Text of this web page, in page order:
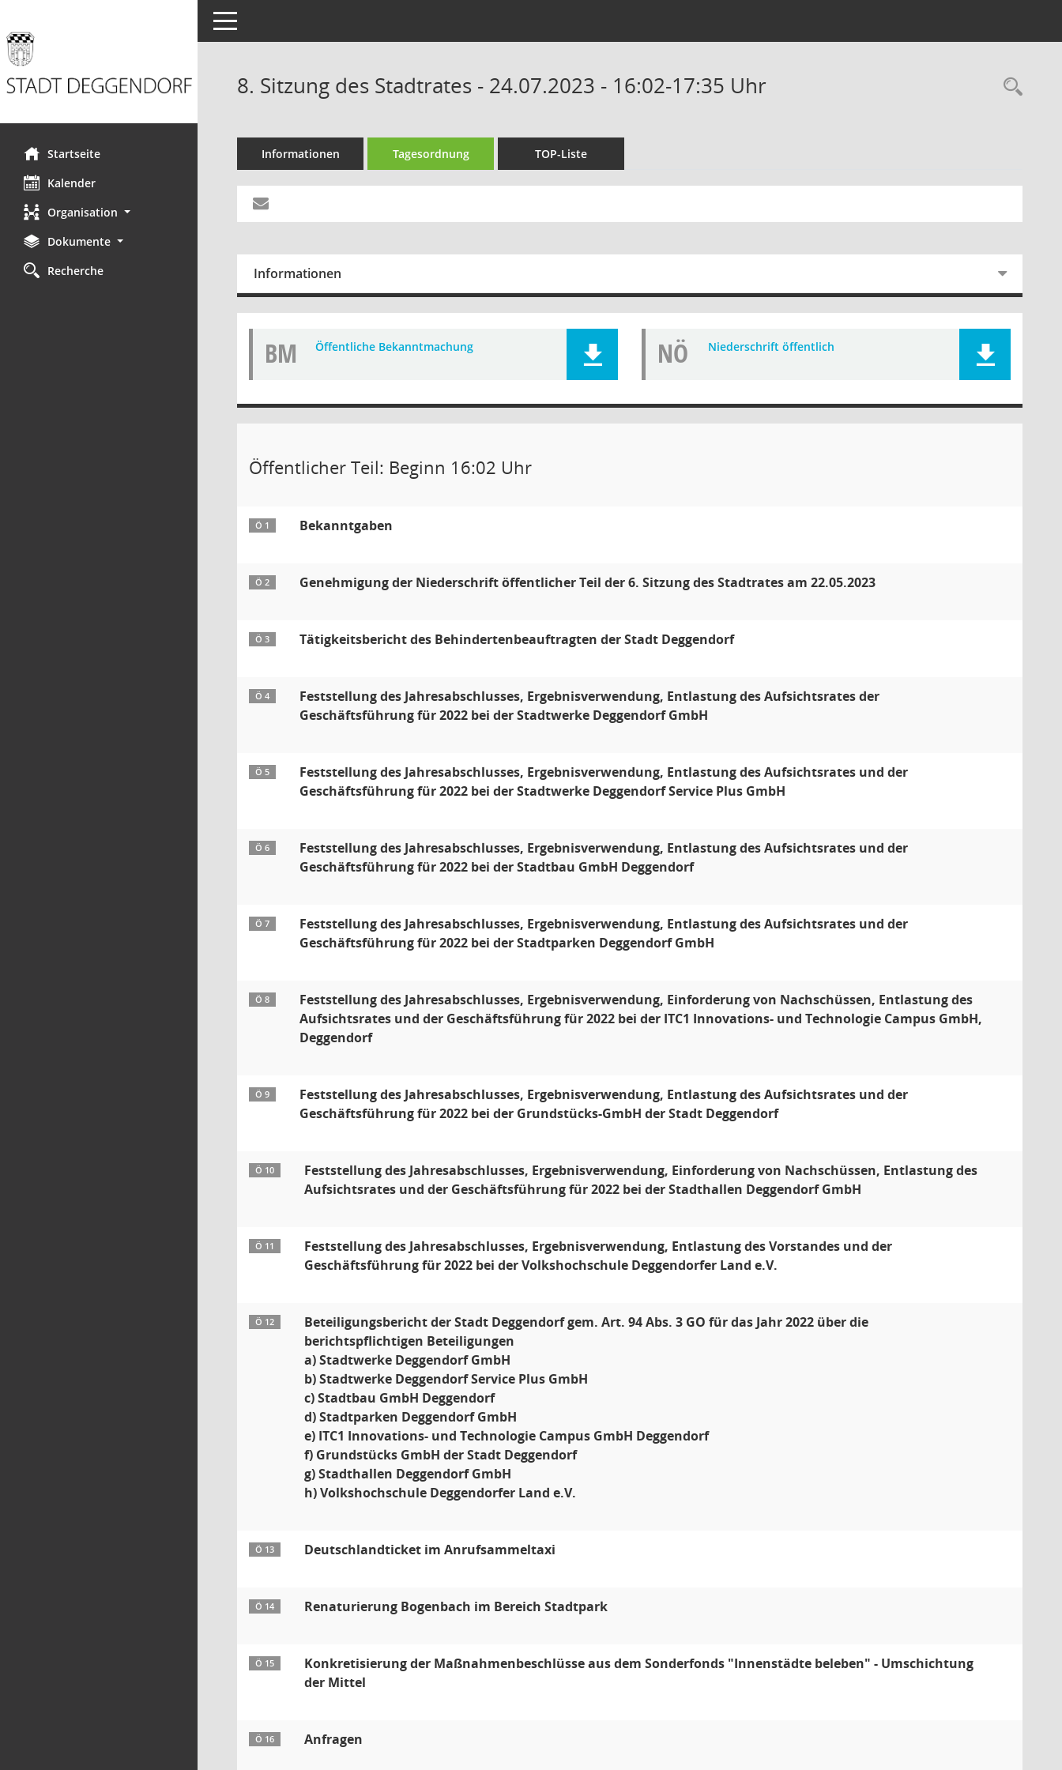
Startseite
Kalender
Organisation
Dokumente
Recherche
Toggle navigation
8. Sitzung des Stadtrates - 24.07.2023 - 16:02-17:35 Uhr
Informationen Tagesordnung TOP-Liste
Informationen
BM Öffentliche Bekanntmachung NÖ Niederschrift öffentlich
Öffentlicher Teil: Beginn 16:02 Uhr
Ö 1 Bekanntgaben
Ö 2 Genehmigung der Niederschrift öffentlicher Teil der 6. Sitzung des Stadtrates am 22.05.2023
Ö 3 Tätigkeitsbericht des Behindertenbeauftragten der Stadt Deggendorf
Ö 4
Feststellung des Jahresabschlusses, Ergebnisverwendung, Entlastung des Aufsichtsrates der
Geschäftsführung für 2022 bei der Stadtwerke Deggendorf GmbH
Ö 5
Feststellung des Jahresabschlusses, Ergebnisverwendung, Entlastung des Aufsichtsrates und der
Geschäftsführung für 2022 bei der Stadtwerke Deggendorf Service Plus GmbH
Ö 6
Feststellung des Jahresabschlusses, Ergebnisverwendung, Entlastung des Aufsichtsrates und der
Geschäftsführung für 2022 bei der Stadtbau GmbH Deggendorf
Ö 7
Feststellung des Jahresabschlusses, Ergebnisverwendung, Entlastung des Aufsichtsrates und der
Geschäftsführung für 2022 bei der Stadtparken Deggendorf GmbH
Ö 8
Feststellung des Jahresabschlusses, Ergebnisverwendung, Einforderung von Nachschüssen, Entlastung des
Aufsichtsrates und der Geschäftsführung für 2022 bei der ITC1 Innovations- und Technologie Campus GmbH,
Deggendorf
Ö 9
Feststellung des Jahresabschlusses, Ergebnisverwendung, Entlastung des Aufsichtsrates und der
Geschäftsführung für 2022 bei der Grundstücks-GmbH der Stadt Deggendorf
Ö 10
Feststellung des Jahresabschlusses, Ergebnisverwendung, Einforderung von Nachschüssen, Entlastung des
Aufsichtsrates und der Geschäftsführung für 2022 bei der Stadthallen Deggendorf GmbH
Ö 11
Feststellung des Jahresabschlusses, Ergebnisverwendung, Entlastung des Vorstandes und der
Geschäftsführung für 2022 bei der Volkshochschule Deggendorfer Land e.V.
Ö 12
Beteiligungsbericht der Stadt Deggendorf gem. Art. 94 Abs. 3 GO für das Jahr 2022 über die
berichtspflichtigen Beteiligungen
a) Stadtwerke Deggendorf GmbH
b) Stadtwerke Deggendorf Service Plus GmbH
c) Stadtbau GmbH Deggendorf
d) Stadtparken Deggendorf GmbH
e) ITC1 Innovations- und Technologie Campus GmbH Deggendorf
f) Grundstücks GmbH der Stadt Deggendorf
g) Stadthallen Deggendorf GmbH
h) Volkshochschule Deggendorfer Land e.V.
Ö 13 Deutschlandticket im Anrufsammeltaxi
Ö 14 Renaturierung Bogenbach im Bereich Stadtpark
Ö 15
Konkretisierung der Maßnahmenbeschlüsse aus dem Sonderfonds "Innenstädte beleben" - Umschichtung
der Mittel
Ö 16 Anfragen